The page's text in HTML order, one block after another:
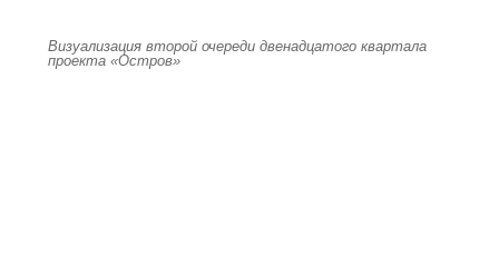
Визуализация второй очереди двенадцатого квартала
проекта «Остров»